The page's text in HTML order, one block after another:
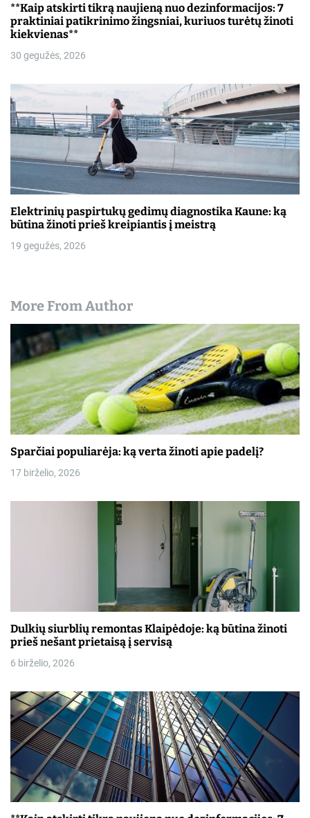
**Kaip atskirti tikrą naujieną nuo dezinformacijos: 7
praktiniai patikrinimo žingsniai, kuriuos turėtų žinoti
kiekvienas**
30 gegužės, 2026
Elektrinių paspirtukų gedimų diagnostika Kaune: ką
būtina žinoti prieš kreipiantis į meistrą
19 gegužės, 2026
More From Author
Sparčiai populiarėja: ką verta žinoti apie padelį?
17 birželio, 2026
Dulkių siurblių remontas Klaipėdoje: ką būtina žinoti
prieš nešant prietaisą į servisą
6 birželio, 2026